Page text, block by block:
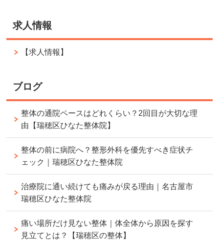
求人情報
【求人情報】
ブログ
整体の通院ペースはどれくらい？2回目が大切な理
由【瑞穂区ひなた整体院】
整体の前に病院へ？整形外科を優先すべき症状チ
ェック｜瑞穂区ひなた整体院
治療院に通い続けても痛みが戻る理由｜名古屋市
瑞穂区ひなた整体院
痛い場所だけ見ない整体｜体全体から原因を探す
見立てとは？【瑞穂区の整体】